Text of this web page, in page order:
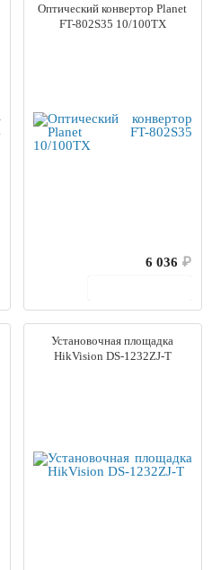
Оптический конвертор Planet
FT-802S35 10/100TX
6 036 ₽
Установочная площадка
HikVision DS-1232ZJ-T